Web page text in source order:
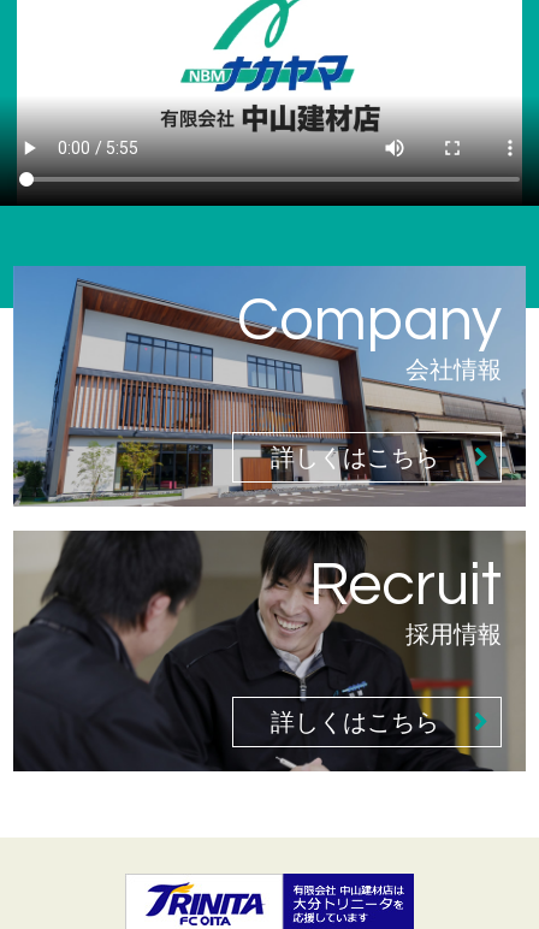
会社情報
詳しくはこちら
採用情報
詳しくはこちら